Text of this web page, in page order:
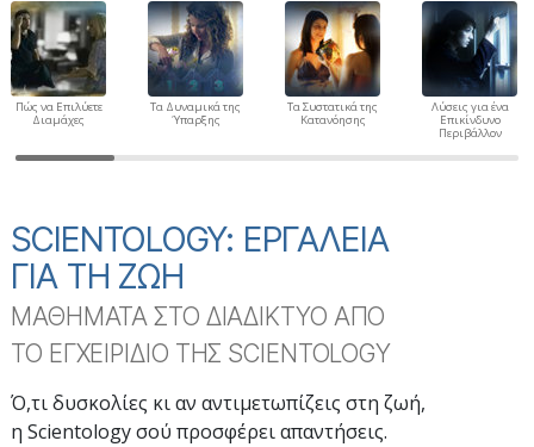
Πώς να Επιλύετε
Διαμάχες
Τα Δυναμικά της
Ύπαρξης
Τα Συστατικά της
Κατανόησης
Λύσεις για ένα
Επικίνδυνο
Περιβάλλον
SCIENTOLOGY: ΕΡΓΑΛΕΙΑ
ΓΙΑ ΤΗ ΖΩΗ
ΜΑΘΗΜΑΤΑ ΣΤΟ ΔΙΑΔΙΚΤΥΟ ΑΠΟ
ΤΟ ΕΓΧΕΙΡΙΔΙΟ ΤΗΣ SCIENTOLOGY
Ό,τι δυσκολίες κι αν αντιμετωπίζεις στη ζωή,
η Scientology σού προσφέρει απαντήσεις.